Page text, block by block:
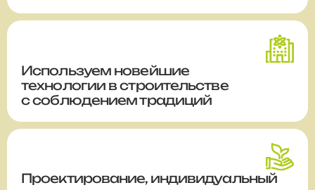
Используем новейшие
технологии в строительстве
с соблюдением традиций
Проектирование, индивидуальный